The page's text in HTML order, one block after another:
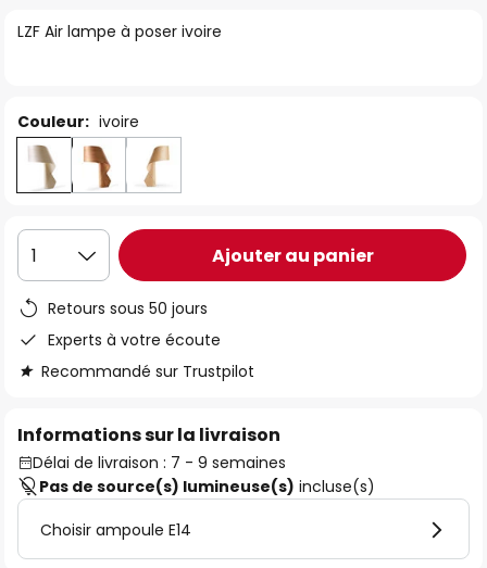
ofLZF Air lampe à poser ivoire
Couleur: ivoire
1 Ajouter au panier
Retours sous 50 jours
Experts à votre écoute
Recommandé sur Trustpilot
Informations sur la livraison
Délai de livraison : 7 - 9 semaines
Pas de source(s) lumineuse(s) incluse(s)
Choisir ampoule E14